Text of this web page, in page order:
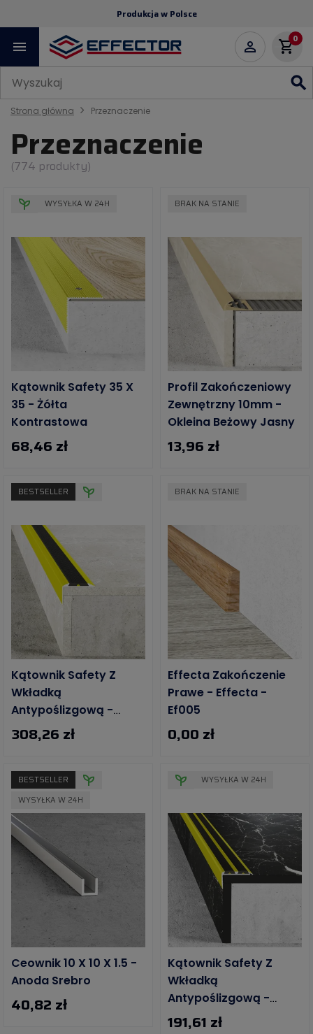
Produkcja w Polsce
menu
search
 shopping_cart0
Strona główna Przeznaczenie
Przeznaczenie
(774 produkty)
Kątownik Safety 35 X
35 - Żółta
Kontrastowa
68,46 zł
WYSYŁKA W 24H
Profil Zakończeniowy
Zewnętrzny 10mm -
Okleina Beżowy Jasny
13,96 zł
BRAK NA STANIE
Kątownik Safety Z
Wkładką
Antypoślizgową -
Żółta Kontrastowa
308,26 zł
BESTSELLER
Effecta Zakończenie
Prawe - Effecta -
Ef005
0,00 zł
BRAK NA STANIE
Ceownik 10 X 10 X 1.5 -
Anoda Srebro
40,82 zł
BESTSELLER
WYSYŁKA W 24H
Kątownik Safety Z
Wkładką
Antypoślizgową -
Żółta Kontrastowa
191,61 zł
WYSYŁKA W 24H